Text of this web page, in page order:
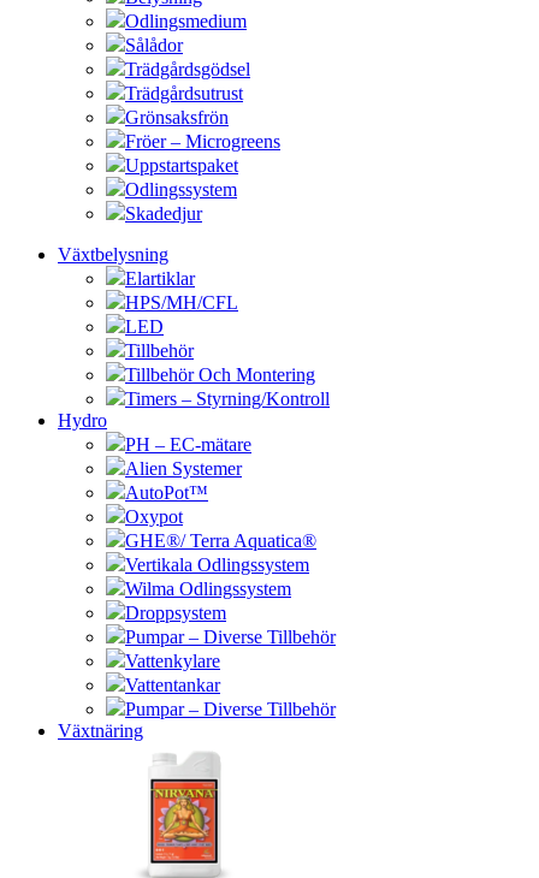
Odlingsmedium
Sålådor
Trädgårdsgödsel
Trädgårdsutrust
Grönsaksfrön
Fröer – Microgreens
Uppstartspaket
Odlingssystem
Skadedjur
Växtbelysning
Elartiklar
HPS/MH/CFL
LED
Tillbehör
Tillbehör Och Montering
Timers – Styrning/Kontroll
Hydro
PH – EC-mätare
Alien Systemer
AutoPot™
Oxypot
GHE®/ Terra Aquatica®
Vertikala Odlingssystem
Wilma Odlingssystem
Droppsystem
Pumpar – Diverse Tillbehör
Vattenkylare
Vattentankar
Pumpar – Diverse Tillbehör
Växtnäring